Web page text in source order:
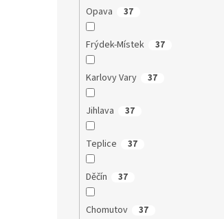
Opava 37
Frýdek-Místek 37
Karlovy Vary 37
Jihlava 37
Teplice 37
Děčín 37
Chomutov 37